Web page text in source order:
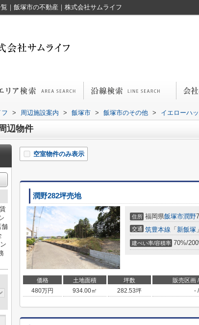
｜飯塚市の不動産｜株式会社サムライフ
> 周辺施設案内 > 飯塚市 > 飯塚市のその他 > イエローハ
辺物件
空室物件のみ表示
潤野282坪売地
住所 福岡県飯塚市潤野
交通 筑豊本線 「 新飯塚
建ぺい率/容積率 70%/
価格 土地面積 坪数 販売区画
480万円 934.00㎡ 282.53坪 -
舗